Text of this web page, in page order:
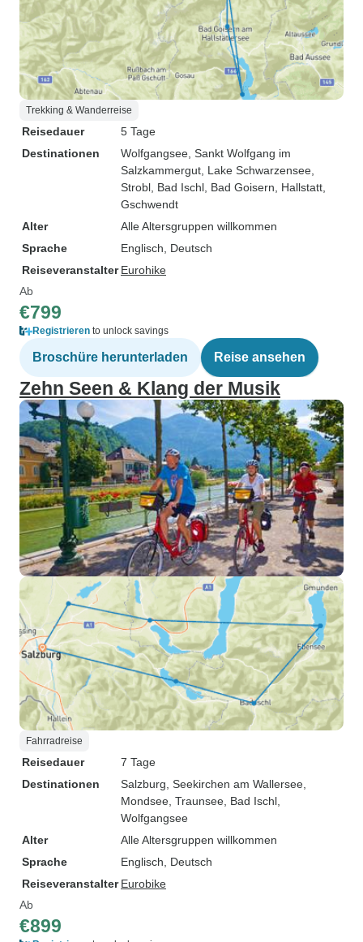
Trekking & Wanderreise
Reisedauer
5 Tage
Destinationen
Wolfgangsee , Sankt Wolfgang im
Salzkammergut , Lake Schwarzensee
Strobl , Bad Ischl , Bad Goisern , Hallstatt
Gschwendt
Alter
Alle Altersgruppen willkommen
Sprache
Englisch, Deutsch
Reiseveranstalter Eurohike
Ab
€799
Registrieren to unlock savings
Broschüre herunterladen Reise ansehen
Zehn Seen & Klang der Musik
Fahrradreise
Reisedauer
7 Tage
Destinationen
Salzburg , Seekirchen am Wallersee
Mondsee , Traunsee , Bad Ischl
Wolfgangsee
Alter
Alle Altersgruppen willkommen
Sprache
Englisch, Deutsch
Reiseveranstalter Eurobike
Ab
€899